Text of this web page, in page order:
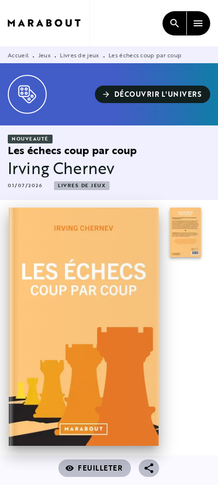
CONTENU
search menu
Accueil • Jeux • Livres de jeux • Les échecs coup par coup
arrow_forward DÉCOUVRIR L'UNIVERS
NOUVEAUTÉ
Les échecs coup par coup
Irving Chernev
01/07/2026 LIVRES DE JEUX
visibility FEUILLETER